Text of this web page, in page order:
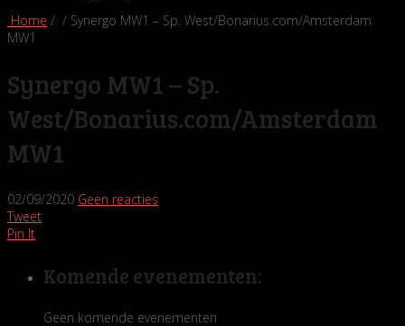
Home / / Synergo MW1 – Sp. West/Bonarius.com/Amsterdam
MW1
Synergo MW1 – Sp.
West/Bonarius.com/Amsterdam
MW1
02/09/2020 Geen reacties
Tweet
Pin It
Komende evenementen:
Geen komende evenementen